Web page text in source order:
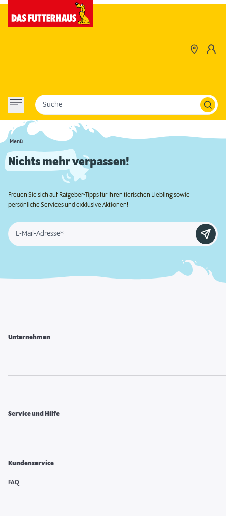
Menü
Suche
Nichts mehr verpassen!
Freuen Sie sich auf Ratgeber-Tipps für Ihren tierischen Liebling sowie
persönliche Services und exklusive Aktionen!
E-Mail-Adresse*
Unternehmen
Service und Hilfe
Kundenservice
FAQ